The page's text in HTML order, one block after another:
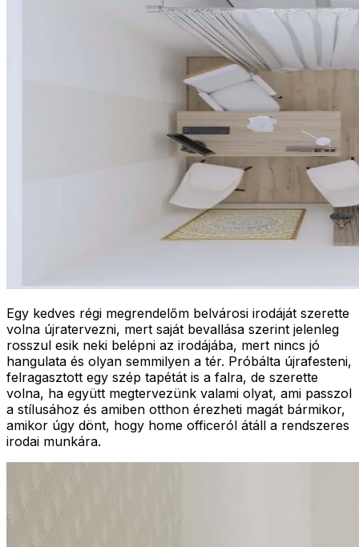
Egy kedves régi megrendelőm belvárosi irodáját szerette
volna újratervezni, mert saját bevallása szerint jelenleg
rosszul esik neki belépni az irodájába, mert nincs jó
hangulata és olyan semmilyen a tér. Próbálta újrafesteni,
felragasztott egy szép tapétát is a falra, de szerette
volna, ha együtt megtervezünk valami olyat, ami passzol
a stílusához és amiben otthon érezheti magát bármikor,
amikor úgy dönt, hogy home officeról átáll a rendszeres
irodai munkára.